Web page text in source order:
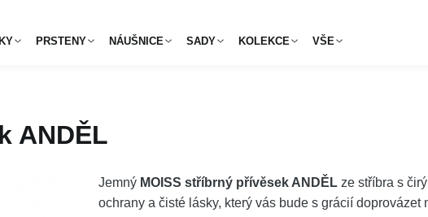
PRSTENY NÁUŠNICE SADY KOLEKCE VŠE
ANDĚL
Jemný MOISS stříbrný přívěsek ANDĚL ze stříbra s
ochrany a čisté lásky, který vás bude s grácií doprovázet